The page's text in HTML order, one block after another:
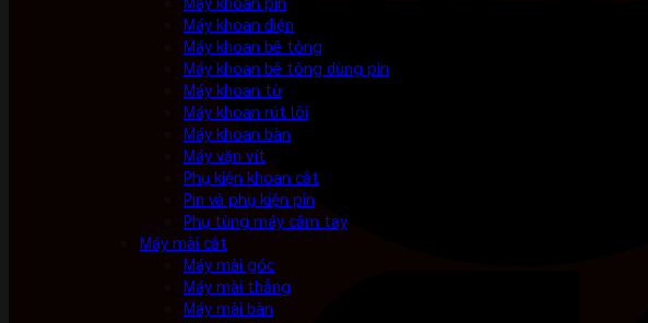
Máy khoan điện
Máy khoan bê tông
Máy khoan bê tông dùng pin
Máy khoan từ
Máy khoan rút lõi
Máy khoan bàn
Máy vặn vít
Phụ kiện khoan cắt
Pin và phụ kiện pin
Phụ tùng máy cầm tay
Máy mài cắt
Máy mài góc
Máy mài thẳng
Máy mài bàn